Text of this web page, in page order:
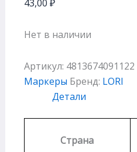
43,00 ₽
Нет в наличии
Артикул: 4813674091122
Маркеры Бренд: LORI
Детали
Страна